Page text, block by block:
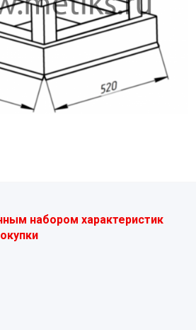
набором характеристик